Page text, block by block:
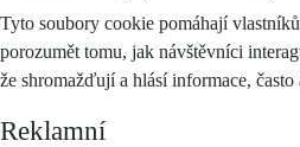
Tyto soubory cookie pomáhají
porozumět tomu, jak návštěvníci
že shromažďují a hlásí informace, často
Reklamní